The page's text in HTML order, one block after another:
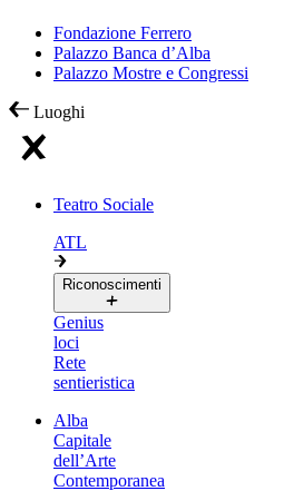
Fondazione Ferrero
Palazzo Banca d’Alba
Palazzo Mostre e Congressi
Luoghi
Teatro Sociale
ATL
Riconoscimenti
Genius
loci
Rete
sentieristica
Alba
Capitale
dell’Arte
Contemporanea